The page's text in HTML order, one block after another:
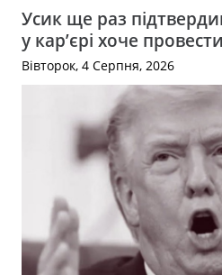
Усик ще раз
у кар’єрі хоче
Вівторок, 4 Серпня, 2026